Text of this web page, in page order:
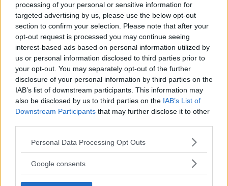
processing of your personal or sensitive information for
targeted advertising by us, please use the below opt-out
section to confirm your selection. Please note that after your
opt-out request is processed you may continue seeing
interest-based ads based on personal information utilized by
us or personal information disclosed to third parties prior to
your opt-out. You may separately opt-out of the further
disclosure of your personal information by third parties on the
IAB’s list of downstream participants. This information may
also be disclosed by us to third parties on the IAB’s List of
Downstream Participants that may further disclose it to other
Please note that this website/app uses one or more Google
not limited to your visit or usage behaviour. You may click to
use your data for below specified purposes in below Google
Personal Data Processing Opt Outs
Google consents